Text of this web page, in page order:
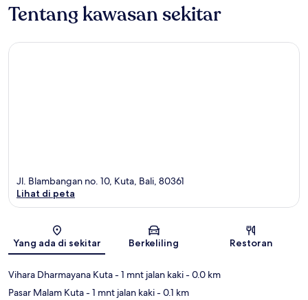
Tentang kawasan sekitar
Peta
Jl. Blambangan no. 10, Kuta, Bali, 80361
Lihat di peta
Yang ada di sekitar Berkeliling Restoran
Vihara Dharmayana Kuta- 1 mnt jalan kaki- 0.0 km
Pasar Malam Kuta- 1 mnt jalan kaki- 0.1 km